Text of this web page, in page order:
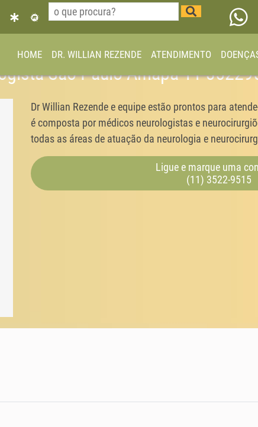
HOME DR. WILLIAN REZENDE ATENDIMENTO
São Paulo Amapá 11
Dr Willian Rezende e equipe estão prontos para
é composta por médicos neurologistas e
todas as áreas de atuação da neurologia e
Ligue e marque uma
(11) 3522-9515